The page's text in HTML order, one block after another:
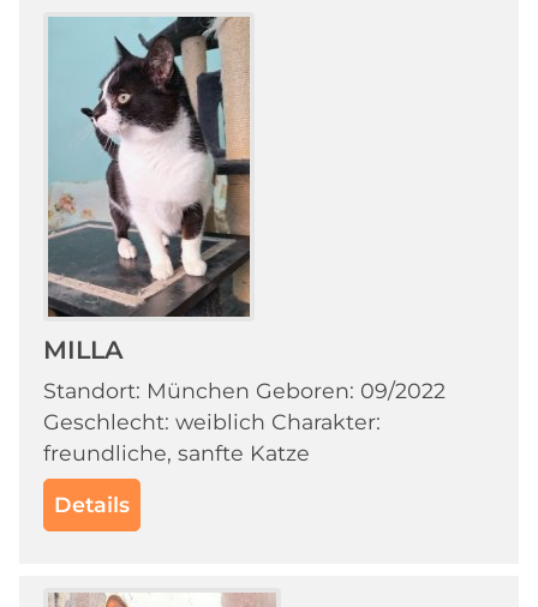
MILLA
Standort: München Geboren: 09/2022
Geschlecht: weiblich Charakter:
freundliche, sanfte Katze
Details